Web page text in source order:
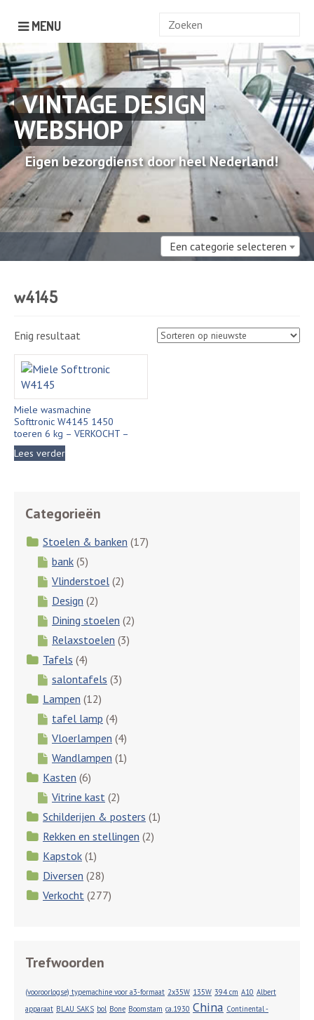
MENU
Zoek
VINTAGE DESIGN
WEBSHOP
Eigen bezorgdienst door heel Nederland!
Een categorie selecteren
w4145
Enig resultaat
Miele wasmachine
Softtronic W4145 1450
toeren 6 kg – VERKOCHT –
Lees verder
Categorieën
Stoelen & banken (17)
bank (5)
Vlinderstoel (2)
Design (2)
Dining stoelen (2)
Relaxstoelen (3)
Tafels (4)
salontafels (3)
Lampen (12)
tafel lamp (4)
Vloerlampen (4)
Wandlampen (1)
Kasten (6)
Vitrine kast (2)
Schilderijen & posters (1)
Rekken en stellingen (2)
Kapstok (1)
Diversen (28)
Verkocht (277)
Trefwoorden
(vooroorlogse) typemachine voor a3-formaat 2x35W 135W 394 cm A10 Albert
apparaat BLAU SAKS bol Bone Boomstam ca.1930 China Continental -